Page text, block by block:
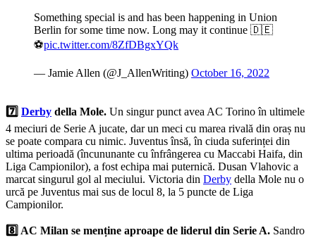
Something special is and has been happening in Union
Berlin for some time now. Long may it continue 🇩🇪
⚽️pic.twitter.com/8ZfDBgxYQk
— Jamie Allen (@J_AllenWriting) October 16, 2022
7️⃣ Derby della Mole. Un singur punct avea AC Torino în ultimele
4 meciuri de Serie A jucate, dar un meci cu marea rivală din oraș nu
se poate compara cu nimic. Juventus însă, în ciuda suferinței din
ultima perioadă (încununante cu înfrângerea cu Maccabi Haifa, din
Liga Campionilor), a fost echipa mai puternică. Dusan Vlahovic a
marcat singurul gol al meciului. Victoria din Derby della Mole nu o
urcă pe Juventus mai sus de locul 8, la 5 puncte de Liga
Campionilor.
8️⃣ AC Milan se menține aproape de liderul din Serie A. Sandro